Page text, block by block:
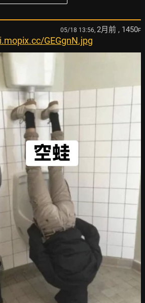
05/18 13:56, 2月前 , 1450F
GEGgnN.jpg